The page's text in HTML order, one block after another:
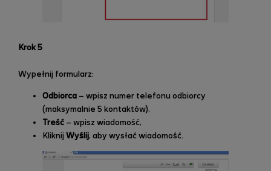
Krok 5
Wypełnij formularz:
Odbiorca – wpisz numer telefonu odbiorcy
(maksymalnie 5 kontaktów),
Treść – wpisz wiadomość,
Kliknij Wyślij, aby wysłać wiadomość.